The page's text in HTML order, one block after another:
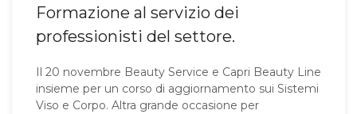
Formazione al servizio dei
professionisti del settore.
Il 20 novembre Beauty Service e Capri Beauty Line
insieme per un corso di aggiornamento sui Sistemi
Viso e Corpo. Altra grande occasione per